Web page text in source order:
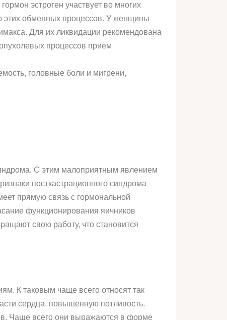
эстроген участвует во многих
этих обменных процессов. У женщины
Для их ликвидации рекомендована
процессов прием
головные боли и мигрени,
С этим малоприятным явлением
посткастрационного синдрома
прямую связь с гормональной
функционирования яичников
свою работу, что становится
К таковым чаще всего относят так
сердца, повышенную потливость.
Чаще всего они выражаются в форме